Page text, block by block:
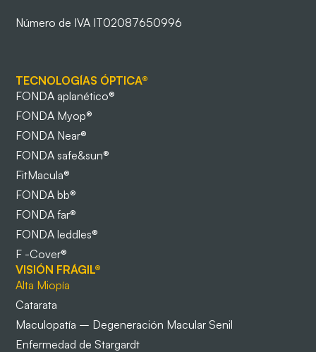
Número de IVA IT02087650996
TECNOLOGÍAS ÓPTICA®
FONDA aplanético®
FONDA Myop®
FONDA Near®
FONDA safe&sun®
FitMacula®
FONDA bb®
FONDA far®
FONDA leddles®
F -Cover®
VISIÓN FRÁGIL®
Alta Miopía
Catarata
Maculopatía – Degeneración Macular Senil
Enfermedad de Stargardt